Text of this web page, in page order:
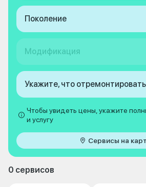
Поколение
Модификация
Укажите, что отремонтировать
Чтобы увидеть цены, укажите
и услугу
Сервисы на
0 сервисов